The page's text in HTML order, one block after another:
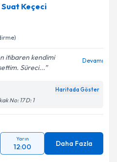
Keçeci
itibaren kendimi
Süreci...
Devamı
Haritada Göster
No: 17 D: 1
Yarın
12:00 Daha Fazla